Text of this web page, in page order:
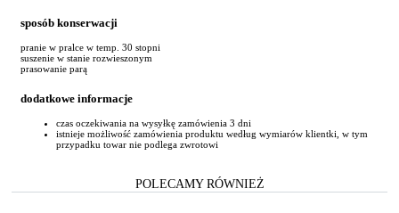
sposób konserwacji
pranie w pralce w temp. 30 stopni
suszenie w stanie rozwieszonym
prasowanie parą
dodatkowe informacje
czas oczekiwania na wysyłkę zamówienia 3 dni
istnieje możliwość zamówienia produktu według wymiarów klientki, w tym
przypadku towar nie podlega zwrotowi
POLECAMY RÓWNIEŻ